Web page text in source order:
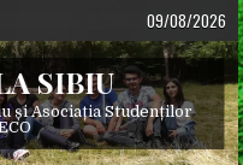
09/08/2026
SIBIU
și Asociația Studenților